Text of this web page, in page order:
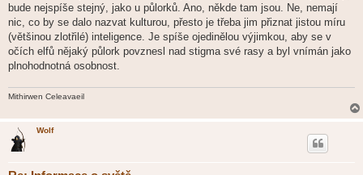
bude nejspíše stejný, jako u půlorků. Ano, někde tam jsou. Ne, nemají
nic, co by se dalo nazvat kulturou, přesto je třeba jim přiznat jistou míru
(většinou zlotřilé) inteligence. Je spíše ojedinělou výjimkou, aby se v
očích elfů nějaký půlork povznesl nad stigma své rasy a byl vnímán jako
plnohodnotná osobnost.
Mithirwen Celeavaeil
Wolf